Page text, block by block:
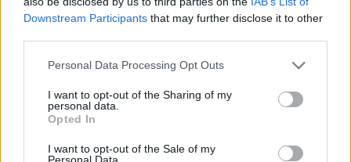
Downstream Participants that may further disclose it to other
Personal Data Processing Opt Outs
I want to opt-out of the Sharing of my
personal data.
Opted In
I want to opt-out of the Sale of my
Personal Data.